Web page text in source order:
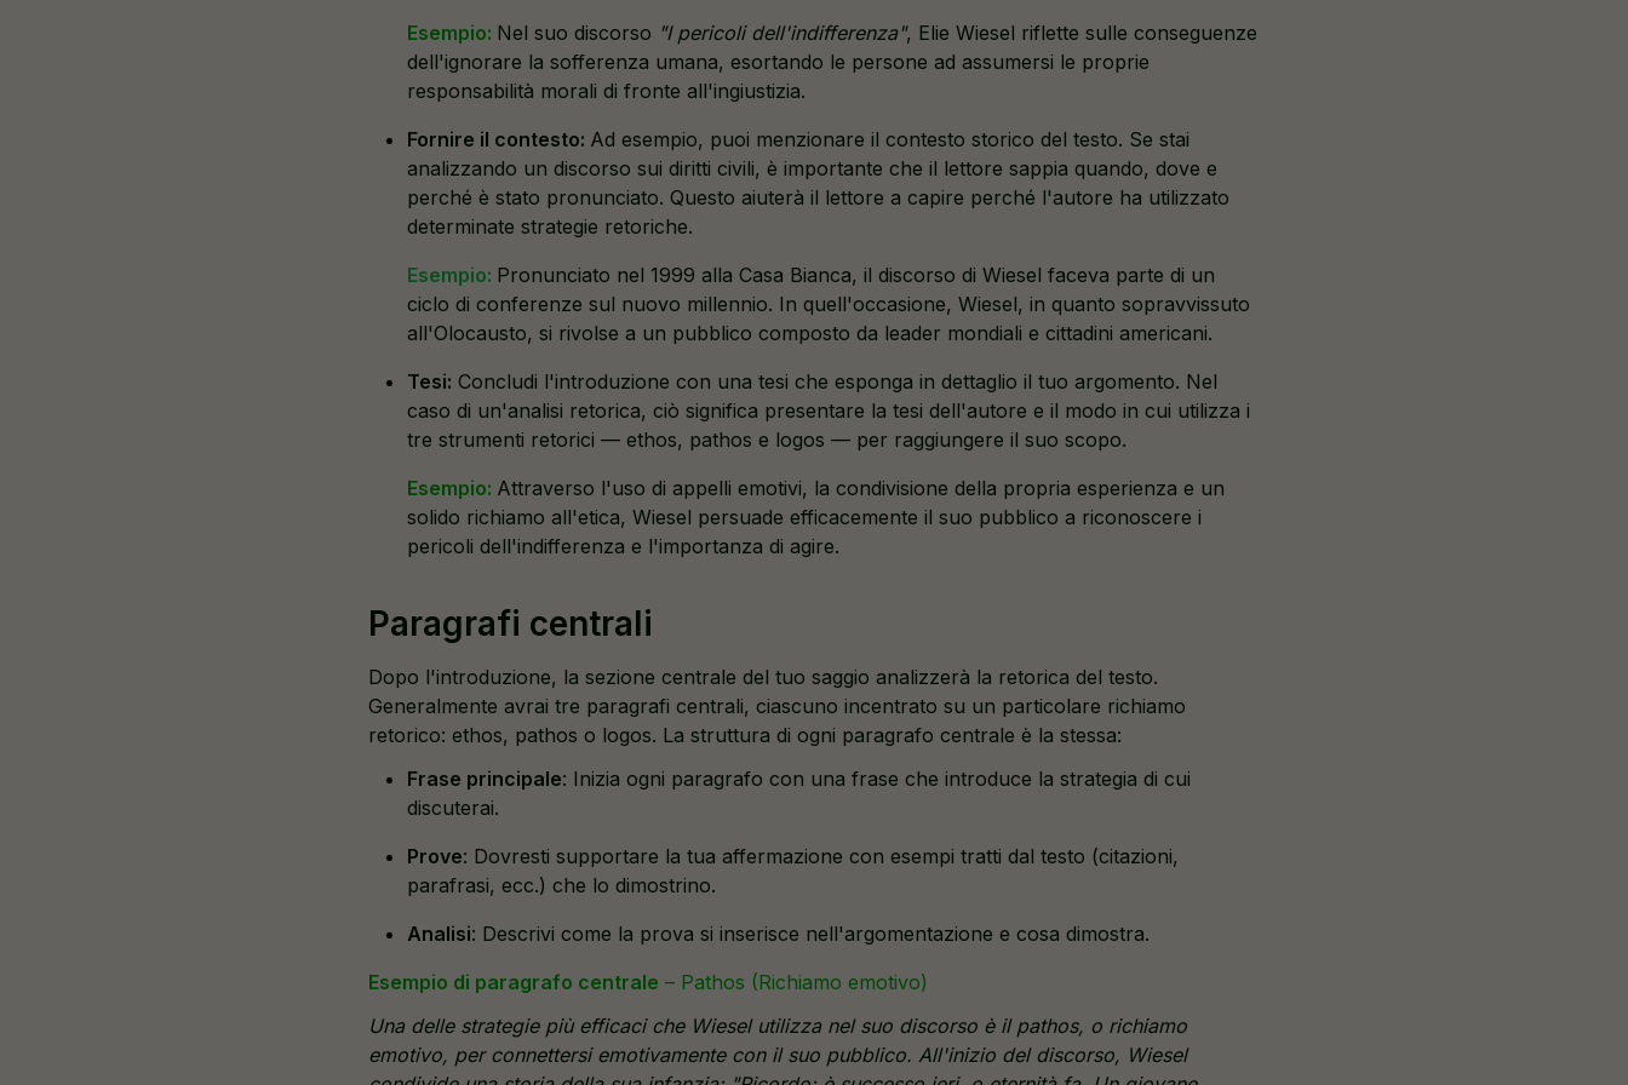
Esempio: Nel suo discorso "I pericoli dell'indifferenza", Elie Wiesel riflette sulle conseguenze
dell'ignorare la sofferenza umana, esortando le persone ad assumersi le proprie
responsabilità morali di fronte all'ingiustizia.
Fornire il contesto: Ad esempio, puoi menzionare il contesto storico del testo. Se stai
analizzando un discorso sui diritti civili, è importante che il lettore sappia quando, dove e
perché è stato pronunciato. Questo aiuterà il lettore a capire perché l'autore ha utilizzato
determinate strategie retoriche.
Esempio: Pronunciato nel 1999 alla Casa Bianca, il discorso di Wiesel faceva parte di un
ciclo di conferenze sul nuovo millennio. In quell'occasione, Wiesel, in quanto sopravvissuto
all'Olocausto, si rivolse a un pubblico composto da leader mondiali e cittadini americani.
Tesi: Concludi l'introduzione con una tesi che esponga in dettaglio il tuo argomento. Nel
caso di un'analisi retorica, ciò significa presentare la tesi dell'autore e il modo in cui utilizza i
tre strumenti retorici — ethos, pathos e logos — per raggiungere il suo scopo.
Esempio: Attraverso l'uso di appelli emotivi, la condivisione della propria esperienza e un
solido richiamo all'etica, Wiesel persuade efficacemente il suo pubblico a riconoscere i
pericoli dell'indifferenza e l'importanza di agire.
Paragrafi centrali
Dopo l'introduzione, la sezione centrale del tuo saggio analizzerà la retorica del testo.
Generalmente avrai tre paragrafi centrali, ciascuno incentrato su un particolare richiamo
retorico: ethos, pathos o logos. La struttura di ogni paragrafo centrale è la stessa:
Frase principale: Inizia ogni paragrafo con una frase che introduce la strategia di cui
discuterai.
Prove: Dovresti supportare la tua affermazione con esempi tratti dal testo (citazioni,
parafrasi, ecc.) che lo dimostrino.
Analisi: Descrivi come la prova si inserisce nell'argomentazione e cosa dimostra.
Esempio di paragrafo centrale – Pathos (Richiamo emotivo)
Una delle strategie più efficaci che Wiesel utilizza nel suo discorso è il pathos, o richiamo
emotivo, per connettersi emotivamente con il suo pubblico. All'inizio del discorso, Wiesel